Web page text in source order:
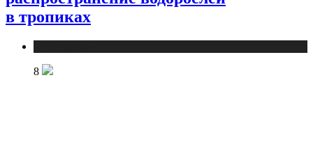
в тропиках
8